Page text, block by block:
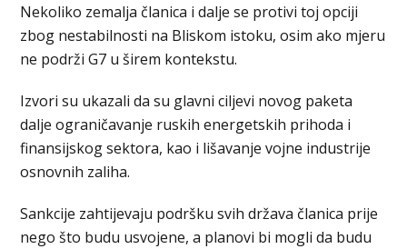
Nekoliko zemalja članica i dalje se protivi toj opciji
zbog nestabilnosti na Bliskom istoku, osim ako mјeru
ne podrži G7 u širem kontekstu.
Izvori su ukazali da su glavni ciljevi novog paketa
dalje ograničavanje ruskih energetskih prihoda i
finansijskog sektora, kao i lišavanje vojne industrije
osnovnih zaliha.
Sankcije zahtiјevaju podršku svih država članica priјe
nego što budu usvojene, a planovi bi mogli da budu